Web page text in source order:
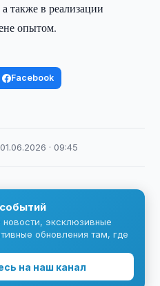
также в реализации
опытом.
Facebook
01.06.2026 · 09:45
новости, эксклюзивные
обновления там, где
на наш канал